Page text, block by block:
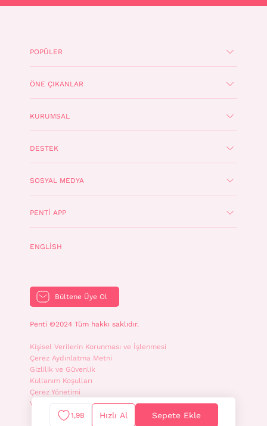
1,9B Hızlı Al Sepete Ekle
POPÜLER
ÖNE ÇIKANLAR
KURUMSAL
DESTEK
SOSYAL MEDYA
PENTI APP
ENGLISH
Bültene Üye Ol
Penti ©2024 Tüm hakkı saklıdır.
Kişisel Verilerin Korunması ve İşlenmesi
Çerez Aydınlatma Metni
Gizlilik ve Güvenlik
Kullanım Koşulları
Çerez Yönetimi
WhatsApp İletişim Aydınlatma Metni